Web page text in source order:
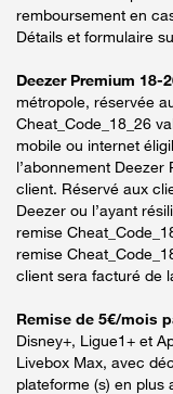
remboursement en
Détails et formulaire
Deezer Premium 18-
métropole, réservée
Cheat_Code_18_26
mobile ou internet
l’abonnement Deezer
client. Réservé aux
Deezer ou l’ayant
remise
remise
client sera facturé de
Remise de 5€/mois
Disney+, Ligue1+ et
Livebox Max, avec
plateforme (s) en plus